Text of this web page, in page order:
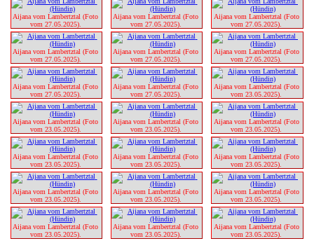
Aijana vom Lambertztal (Foto
vom 27.05.2025).
Aijana vom Lambertztal (Foto
vom 27.05.2025).
Aijana vom Lambertztal (Foto
vom 27.05.2025).
Aijana vom Lambertztal (Foto
vom 27.05.2025).
Aijana vom Lambertztal (Foto
vom 27.05.2025).
Aijana vom Lambertztal (Foto
vom 27.05.2025).
Aijana vom Lambertztal (Foto
vom 27.05.2025).
Aijana vom Lambertztal (Foto
vom 27.05.2025).
Aijana vom Lambertztal (Foto
vom 23.05.2025).
Aijana vom Lambertztal (Foto
vom 23.05.2025).
Aijana vom Lambertztal (Foto
vom 23.05.2025).
Aijana vom Lambertztal (Foto
vom 23.05.2025).
Aijana vom Lambertztal (Foto
vom 23.05.2025).
Aijana vom Lambertztal (Foto
vom 23.05.2025).
Aijana vom Lambertztal (Foto
vom 23.05.2025).
Aijana vom Lambertztal (Foto
vom 23.05.2025).
Aijana vom Lambertztal (Foto
vom 23.05.2025).
Aijana vom Lambertztal (Foto
vom 23.05.2025).
Aijana vom Lambertztal (Foto
vom 23.05.2025).
Aijana vom Lambertztal (Foto
vom 23.05.2025).
Aijana vom Lambertztal (Foto
vom 23.05.2025).